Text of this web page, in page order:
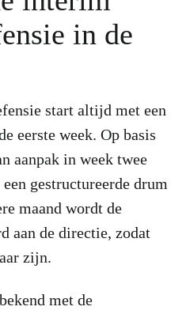
in de
start altijd met een
eerste week. Op basis
aanpak in week twee
gestructureerde drum
maand wordt de
aan de directie, zodat
zijn.
met de